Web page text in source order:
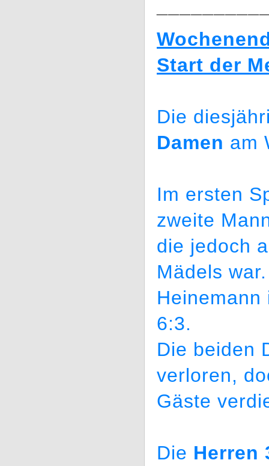
Start der
Die
Damen am
Im ersten
zweite
die jedoch
Mädels
6:3.
Die beiden
verloren,
Gäste
Die Herren